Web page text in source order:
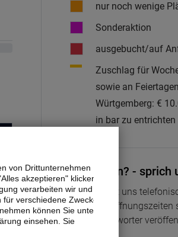
nur noch wenige
Sonderaktion
ausgebucht/auf
Zuschlag für
sowie an
Würtgemberg: €
in bar zu entrichten
Fragen? - sprich
Du erreichst uns
200661
- Öffnungszeiten
Anrufbeantworter
von Drittunternehmen
akzeptieren" klicken,
verarbeiten wir und
verschiedene Zwecke.
können Sie unter
einsehen. Sie